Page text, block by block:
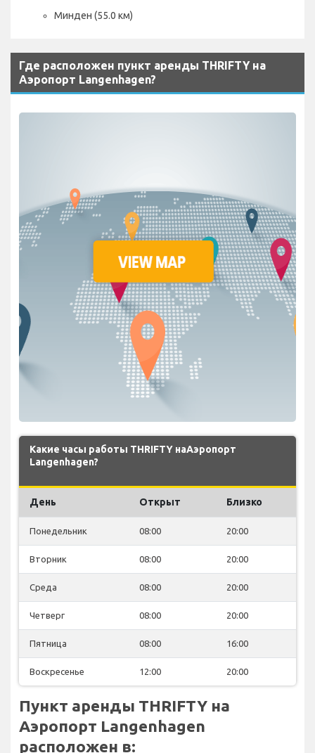
Минден (55.0 км)
Где расположен пункт аренды THRIFTY на
Аэропорт Langenhagen?
Какие часы работы THRIFTY наАэропорт
Langenhagen?
День Открыт Близко
Понедельник 08:00 20:00
Вторник 08:00 20:00
Среда 08:00 20:00
Четверг 08:00 20:00
Пятница 08:00 16:00
Воскресенье 12:00 20:00
Пункт аренды THRIFTY на
Аэропорт Langenhagen
расположен в: